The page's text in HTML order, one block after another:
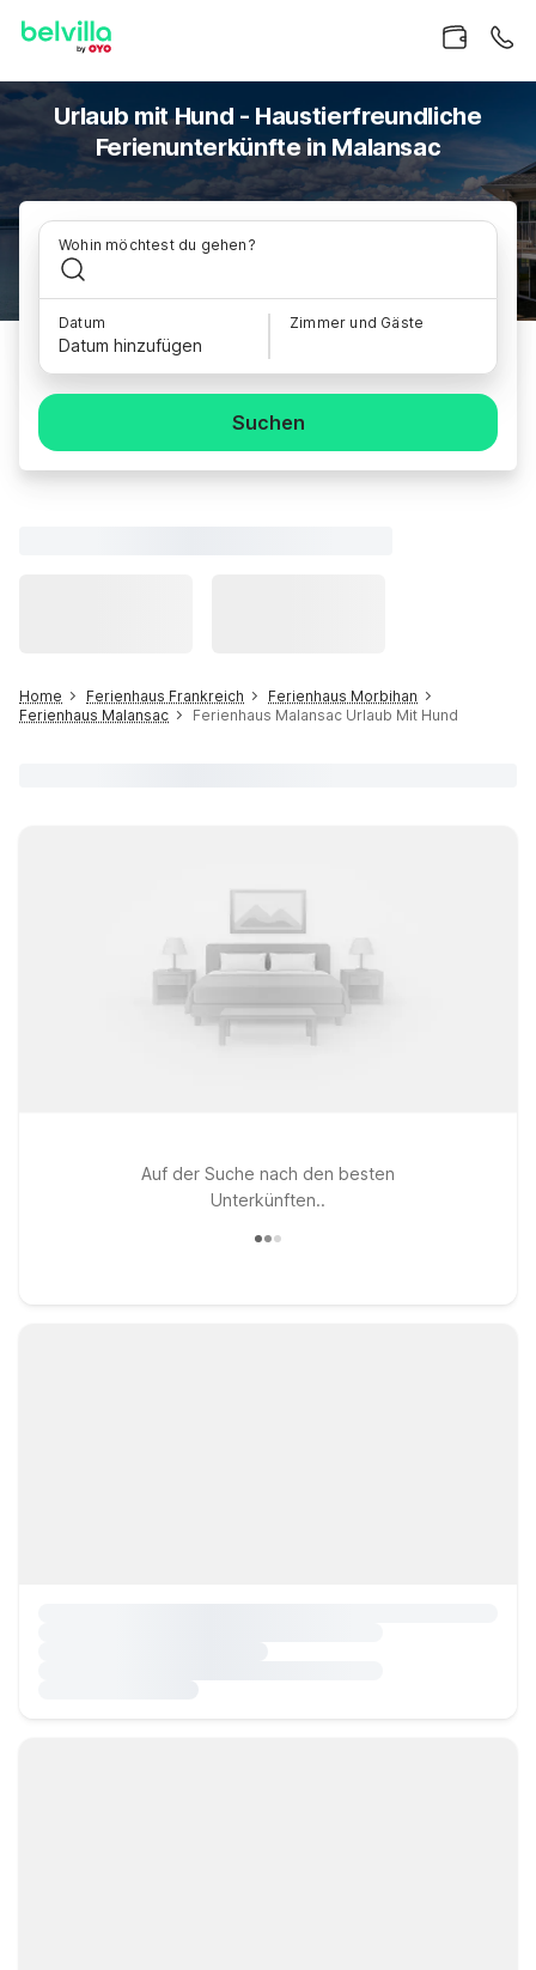
Urlaub mit Hund - Haustierfreundliche
Ferienunterkünfte in Malansac
Wohin möchtest du gehen?
Datum
Datum hinzufügen
Zimmer und Gäste
Suchen
Home Ferienhaus Frankreich
Ferienhaus Morbihan
Ferienhaus Malansac
Ferienhaus Malansac Urlaub Mit Hund
Auf der Suche nach den besten
Unterkünften..